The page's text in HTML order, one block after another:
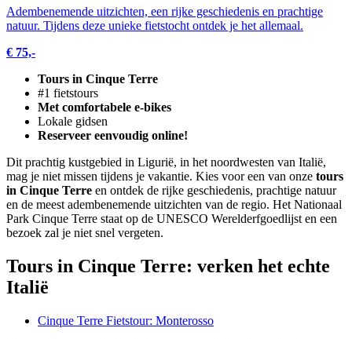
Adembenemende uitzichten, een rijke geschiedenis en prachtige
natuur. Tijdens deze unieke fietstocht ontdek je het allemaal.
€ 75,-
Tours in Cinque Terre
#1 fietstours
Met comfortabele e-bikes
Lokale gidsen
Reserveer eenvoudig online!
Dit prachtig kustgebied in Ligurië, in het noordwesten van Italië,
mag je niet missen tijdens je vakantie. Kies voor een van onze tours
in Cinque Terre en ontdek de rijke geschiedenis, prachtige natuur
en de meest adembenemende uitzichten van de regio. Het Nationaal
Park Cinque Terre staat op de UNESCO Werelderfgoedlijst en een
bezoek zal je niet snel vergeten.
Tours in Cinque Terre: verken het echte
Italië
Cinque Terre Fietstour: Monterosso